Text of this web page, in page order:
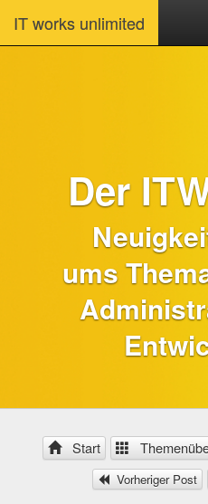
IT works unlimited
Der
ums
Start
Vorheriger Post